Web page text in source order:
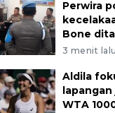
Perwira
Bone
3 menit lalu
Aldila
WTA